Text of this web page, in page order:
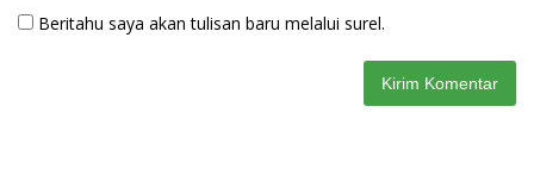
Beritahu saya akan tulisan baru melalui surel.